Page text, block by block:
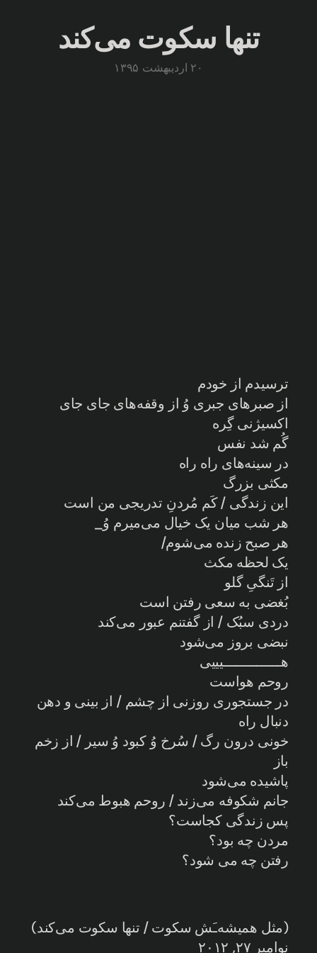
تنها سکوت می‌کند
۲۰ اردیبهشت ۱۳۹۵
ترسیدم از خودم
از صبرهای جبری وُ از وقفه‌های جای جای
اکسیژنی گِره
گُم شد نفس
در سینه‌های راه راه
مکثی بزرگ
این زندگی / کَم مُردنِ تدریجی من است
هر شب میان یک خیال می‌میرم وُ_
هر صبح زنده می‌شوم/
یک لحظه مکث
از تَنگیِ گلو
بُغضی به سعی رفتن است
دردی سبُک / از گفتنم عبور می‌کند
نبضی بروز می‌شود
هــــــــــــــیییی
روحم هواست
در جستجوری روزنی از چشم / از بینی و دهن
دنبال راه
خونی درون رگ / سُرخ وُ کبود وُ سیر / از زخم
باز
پاشیده می‌شود
جانم شکوفه می‌زند / روحم هبوط می‌کند
پس زندگی کجاست؟
مردن چه بود؟
رفتن چه می شود؟
(مثل همیشه‌ـَش سکوت / تنها سکوت می‌کند)
نوامبر ۲۷, ۲۰۱۲